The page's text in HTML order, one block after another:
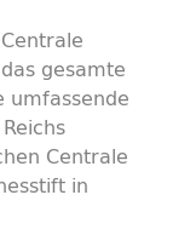
gesamte
umfassende
Centrale
in